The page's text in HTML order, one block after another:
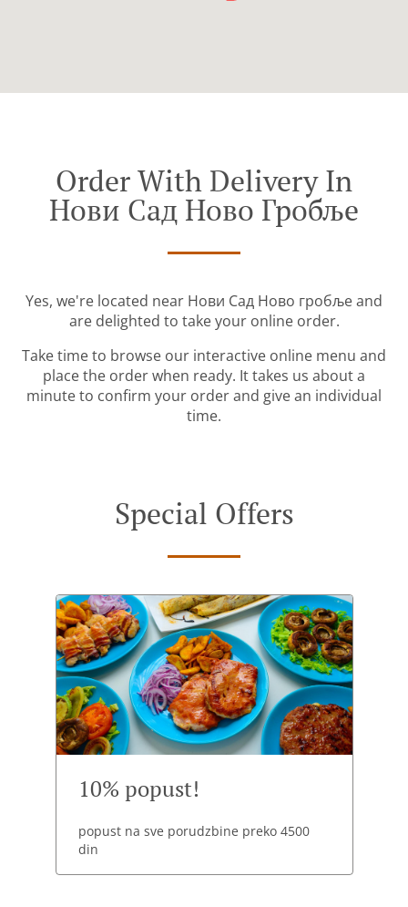
Order With Delivery In
Нови Сад Ново Гробље
Yes, we're located near Нови Сад Ново гробље and
are delighted to take your online order.
Take time to browse our interactive online menu and
place the order when ready. It takes us about a
minute to confirm your order and give an individual
time.
Special Offers
10% popust!
popust na sve porudzbine preko 4500
din